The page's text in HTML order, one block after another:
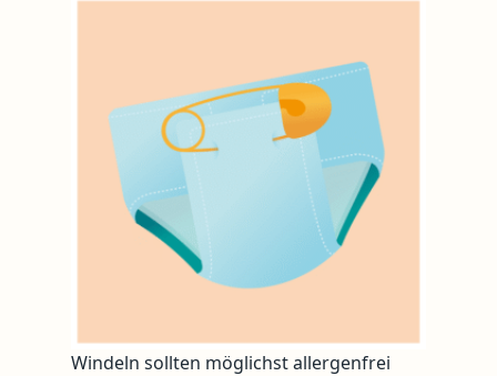
Windeln sollten möglichst allergenfrei